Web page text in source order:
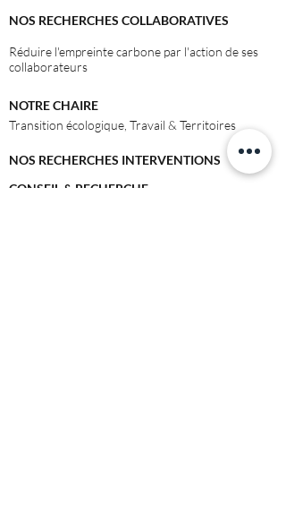
NOS RECHERCHES COLLABORATIVES
Réduire l'empreinte carbone par l'action de ses
collaborateurs
NOTRE CHAIRE
Transition écologique, Travail & Territoires
NOS RECHERCHES INTERVENTIONS
CONSEIL & RECHERCHE